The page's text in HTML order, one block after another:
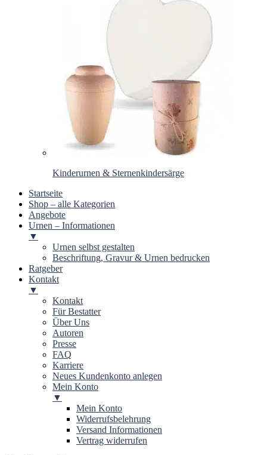
Kinderurnen & Sternenkindersärge
Startseite
Shop – alle Kategorien
Angebote
Urnen – Informationen
▼
Urnen selbst gestalten
Beschriftung, Gravur & Urnen bedrucken
Ratgeber
Kontakt
▼
Kontakt
Für Bestatter
Über Uns
Autoren
Presse
FAQ
Karriere
Neues Kundenkonto anlegen
Mein Konto
▼
Mein Konto
Widerrufsbelehrung
Versand Informationen
Vertrag widerrufen